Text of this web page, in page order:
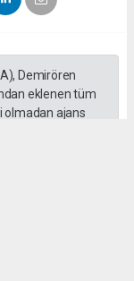
Demirören
eklenen tüm
olmadan ajans